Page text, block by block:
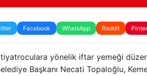
Facebook WhatsApp Reddit
tiyatroculara yönelik iftar yemeği
Başkanı Necati Topaloğlu,